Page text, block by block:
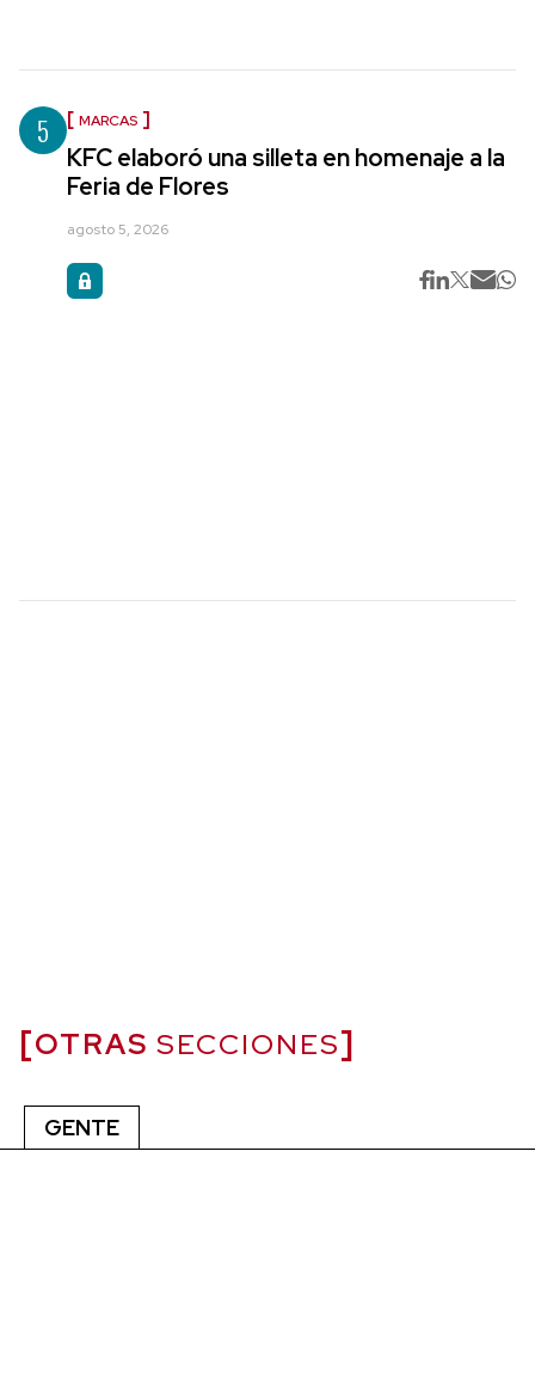
5 MARCAS
KFC elaboró una silleta en homenaje a la
Feria de Flores
agosto 5, 2026
OTRAS SECCIONES
GENTE